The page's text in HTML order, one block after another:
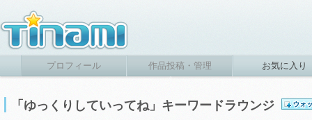
プロフィール 作品投稿・管理 お気に入り
「ゆっくりしていってね」キーワードラウンジ